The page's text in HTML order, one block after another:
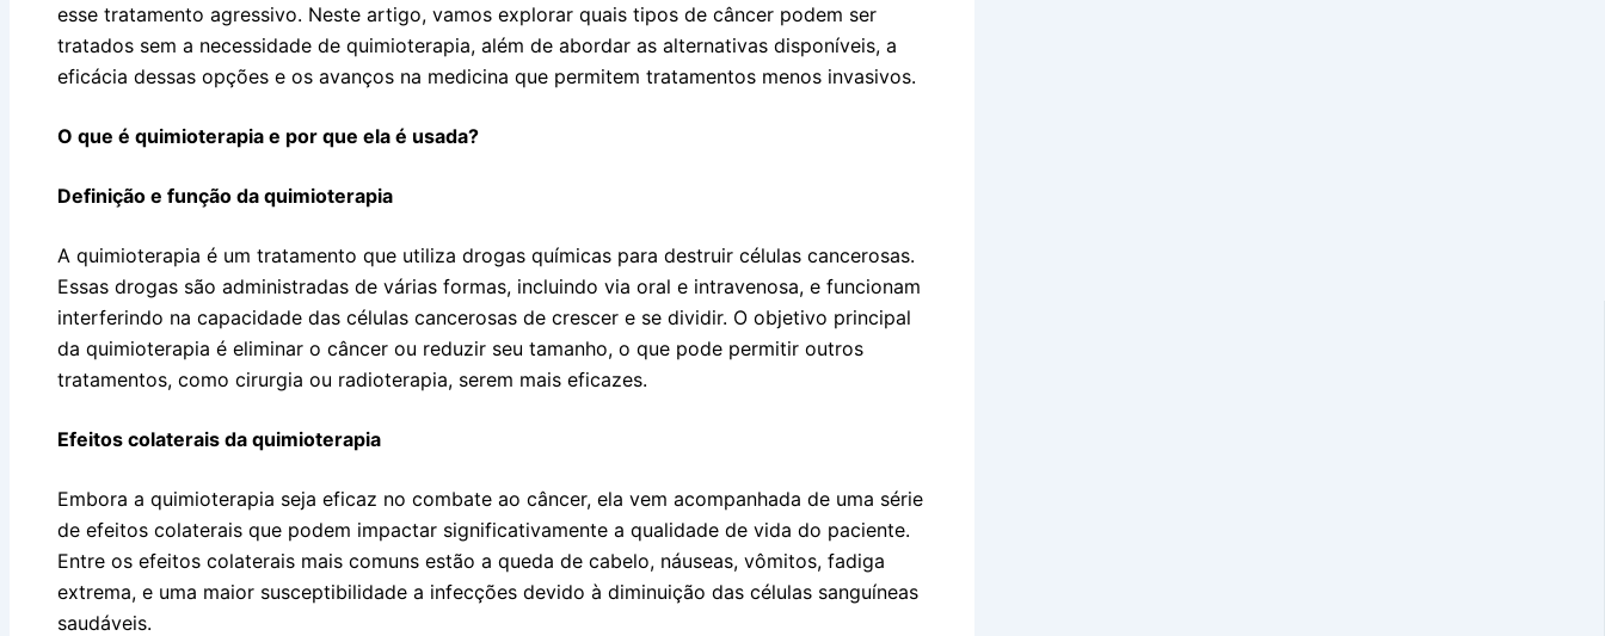
esse tratamento agressivo. Neste artigo, vamos explorar quais tipos de câncer podem ser
tratados sem a necessidade de quimioterapia, além de abordar as alternativas disponíveis, a
eficácia dessas opções e os avanços na medicina que permitem tratamentos menos invasivos.
O que é quimioterapia e por que ela é usada?
Definição e função da quimioterapia
A quimioterapia é um tratamento que utiliza drogas químicas para destruir células cancerosas.
Essas drogas são administradas de várias formas, incluindo via oral e intravenosa, e funcionam
interferindo na capacidade das células cancerosas de crescer e se dividir. O objetivo principal
da quimioterapia é eliminar o câncer ou reduzir seu tamanho, o que pode permitir outros
tratamentos, como cirurgia ou radioterapia, serem mais eficazes.
Efeitos colaterais da quimioterapia
Embora a quimioterapia seja eficaz no combate ao câncer, ela vem acompanhada de uma série
de efeitos colaterais que podem impactar significativamente a qualidade de vida do paciente.
Entre os efeitos colaterais mais comuns estão a queda de cabelo, náuseas, vômitos, fadiga
extrema, e uma maior susceptibilidade a infecções devido à diminuição das células sanguíneas
saudáveis.